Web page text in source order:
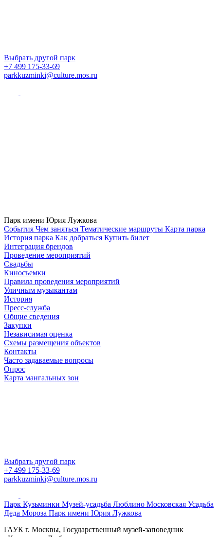
Выбрать другой парк
+7 499 175-33-69
parkkuzminki@culture.mos.ru
Парк имени Юрия Лужкова
Cобытия Чем заняться Тематические маршруты Карта парка
История парка Как добраться Купить билет
Интеграция брендов
Проведение мероприятий
Свадьбы
Киносъемки
Правила проведения мероприятий
Уличным музыкантам
История
Пресс-служба
Общие сведения
Закупки
Независимая оценка
Схемы размещения объектов
Контакты
Часто задаваемые вопросы
Опрос
Карта мангальных зон
Выбрать другой парк
+7 499 175-33-69
parkkuzminki@culture.mos.ru
Парк Кузьминки Музей-усадьба Люблино Московская Усадьба
Деда Мороза Парк имени Юрия Лужкова
ГАУК г. Москвы, Государственный музей-заповедник